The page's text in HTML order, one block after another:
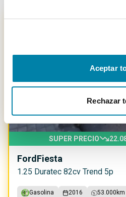
Aceptar
Rechazar
SUPER PRECIO
FordFiesta
1.25 Duratec 82cv Trend 5p
Gasolina 2016 53.000 km